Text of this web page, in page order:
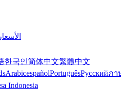
الأسعار
한국인简体中文繁體中文
ArabicespañolPortuguêsРусскийภา
Indonesia